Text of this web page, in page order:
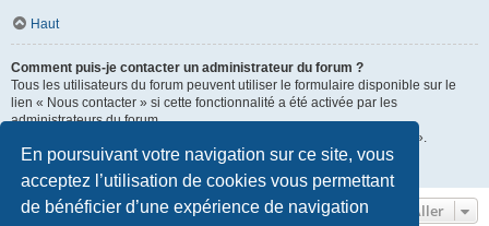
En poursuivant votre navigation sur ce site, vous
acceptez l’utilisation de cookies vous permettant
de bénéficier d’une expérience de navigation
Haut
Comment puis-je contacter un administrateur du forum ?
Tous les utilisateurs du forum peuvent utiliser le formulaire disponible sur le
lien « Nous contacter » si cette fonctionnalité a été activée par les
administrateurs du forum.
Les membres du forum peuvent également utiliser le lien « L’équipe ».
Aller